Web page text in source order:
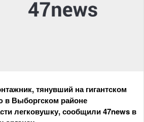
тянувший на гигантском
в Выборгском районе
легковушку, сообщили 47news в